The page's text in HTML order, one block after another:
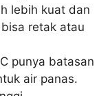
lebih kuat dan
retak atau
punya batasan
air panas.